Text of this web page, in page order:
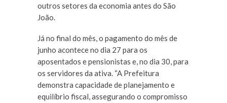
outros setores da economia antes do São
João.
Já no final do mês, o pagamento do mês de
junho acontece no dia 27 para os
aposentados e pensionistas e, no dia 30, para
os servidores da ativa. “A Prefeitura
demonstra capacidade de planejamento e
equilíbrio fiscal, assegurando o compromisso